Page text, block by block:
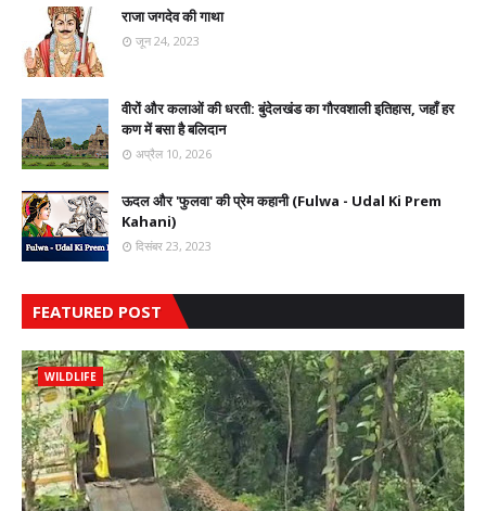
राजा जगदेव की गाथा
जून 24, 2023
वीरों और कलाओं की धरती: बुंदेलखंड का गौरवशाली इतिहास, जहाँ हर
कण में बसा है बलिदान
अप्रैल 10, 2026
ऊदल और 'फुलवा' की प्रेम कहानी (Fulwa - Udal Ki Prem
Kahani)
दिसंबर 23, 2023
FEATURED POST
WILDLIFE